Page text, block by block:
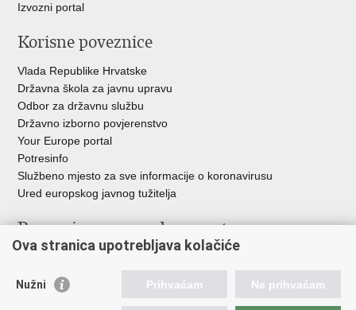
Izvozni portal
Korisne poveznice
Vlada Republike Hrvatske
Državna škola za javnu upravu
Odbor za državnu službu
Državno izborno povjerenstvo
Your Europe portal
Potresinfo
Službeno mjesto za sve informacije o koronavirusu
Ured europskog javnog tužitelja
Poveznice pravosudnog sustava
Državno odvjetništvo
Ured za suzbijanje korupcije i organiziranog kriminaliteta
Ova stranica upotrebljava kolačiće
Nužni Prihvaćam Ne prihvaćam